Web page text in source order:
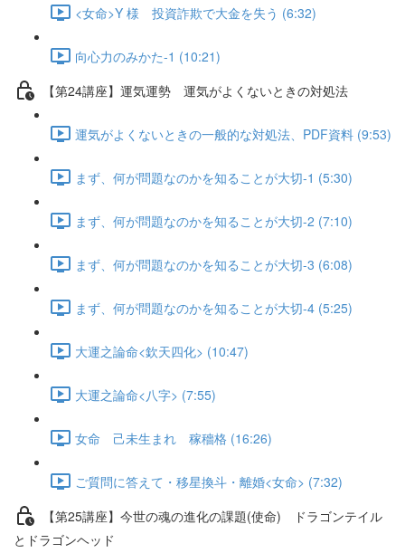
<女命>Y 様 投資詐欺で大金を失う (6:32)
向心力のみかた-1 (10:21)
【第24講座】運気運勢 運気がよくないときの対処法
運気がよくないときの一般的な対処法、PDF資料 (9:53)
まず、何が問題なのかを知ることが大切-1 (5:30)
まず、何が問題なのかを知ることが大切-2 (7:10)
まず、何が問題なのかを知ることが大切-3 (6:08)
まず、何が問題なのかを知ることが大切-4 (5:25)
大運之論命<欽天四化> (10:47)
大運之論命<八字> (7:55)
女命 己未生まれ 稼穡格 (16:26)
ご質問に答えて・移星換斗・離婚<女命> (7:32)
【第25講座】今世の魂の進化の課題(使命) ドラゴンテイル
とドラゴンヘッド